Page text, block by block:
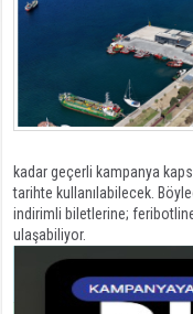
kadar geçerli kampanya
tarihte kullanılabilecek.
indirimli biletlerine;
ulaşabiliyor.